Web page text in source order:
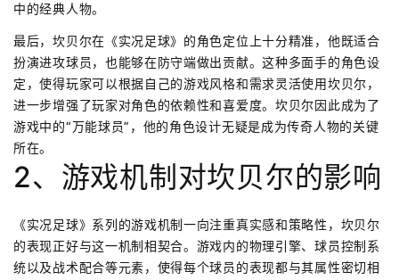
中的经典人物。
最后，坎贝尔在《实况足球》的角色定位上十分精准，他既适合
扮演进攻球员，也能够在防守端做出贡献。这种多面手的角色设
定，使得玩家可以根据自己的游戏风格和需求灵活使用坎贝尔，
进一步增强了玩家对角色的依赖性和喜爱度。坎贝尔因此成为了
游戏中的“万能球员”，他的角色设计无疑是成为传奇人物的关键
所在。
2、游戏机制对坎贝尔的影响
《实况足球》系列的游戏机制一向注重真实感和策略性，坎贝尔
的表现正好与这一机制相契合。游戏内的物理引擎、球员控制系
统以及战术配合等元素，使得每个球员的表现都与其属性密切相